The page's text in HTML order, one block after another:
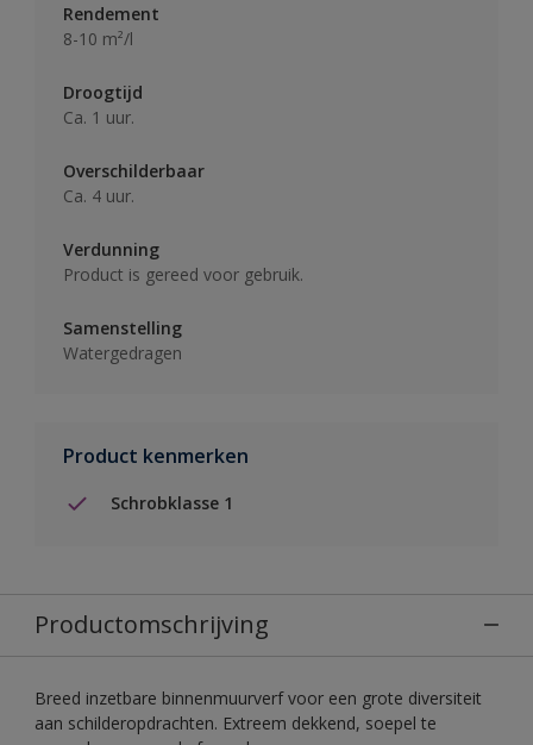
Rendement
8-10 m²/l
Droogtijd
Ca. 1 uur.
Overschilderbaar
Ca. 4 uur.
Verdunning
Product is gereed voor gebruik.
Samenstelling
Watergedragen
Product kenmerken
Schrobklasse 1
Productomschrijving
Breed inzetbare binnenmuurverf voor een grote diversiteit
aan schilderopdrachten. Extreem dekkend, soepel te